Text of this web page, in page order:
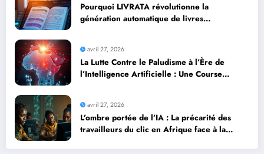
Pourquoi LIVRATA révolutionne la
génération automatique de livres
avril 27, 2026
La Lutte Contre le Paludisme à l’Ère de
l’Intelligence Artificielle : Une Course
avril 27, 2026
L’ombre portée de l’IA : La précarité des
travailleurs du clic en Afrique face à la